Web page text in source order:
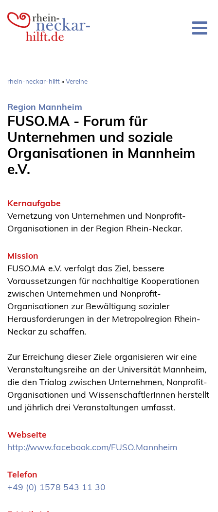
zum
Pfadnavigation
rhein-neckar-hilft Vereine
Region Mannheim
FUSO.MA - Forum für
Unternehmen und soziale
Organisationen in Mannheim
e.V.
Kernaufgabe
Vernetzung von Unternehmen und Nonprofit-
Organisationen in der Region Rhein-Neckar.
Mission
FUSO.MA e.V. verfolgt das Ziel, bessere
Voraussetzungen für nachhaltige Kooperationen
zwischen Unternehmen und Nonprofit-
Organisationen zur Bewältigung sozialer
Herausforderungen in der Metropolregion Rhein-
Neckar zu schaffen.
Zur Erreichung dieser Ziele organisieren wir eine
Veranstaltungsreihe an der Universität Mannheim,
die den Trialog zwischen Unternehmen, Nonprofit-
Organisationen und WissenschaftlerInnen herstellt
und jährlich drei Veranstaltungen umfasst.
Webseite
http://www.facebook.com/FUSO.Mannheim
Telefon
+49 (0) 1578 543 11 30